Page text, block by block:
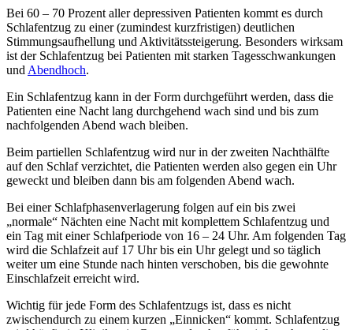
Bei 60 – 70 Prozent aller depressiven Patienten kommt es durch
Schlafentzug zu einer (zumindest kurzfristigen) deutlichen
Stimmungsaufhellung und Aktivitätssteigerung. Besonders wirksam
ist der Schlafentzug bei Patienten mit starken Tagesschwankungen
und Abendhoch.
Ein Schlafentzug kann in der Form durchgeführt werden, dass die
Patienten eine Nacht lang durchgehend wach sind und bis zum
nachfolgenden Abend wach bleiben.
Beim partiellen Schlafentzug wird nur in der zweiten Nachthälfte
auf den Schlaf verzichtet, die Patienten werden also gegen ein Uhr
geweckt und bleiben dann bis am folgenden Abend wach.
Bei einer Schlafphasenverlagerung folgen auf ein bis zwei
„normale“ Nächten eine Nacht mit komplettem Schlafentzug und
ein Tag mit einer Schlafperiode von 16 – 24 Uhr. Am folgenden Tag
wird die Schlafzeit auf 17 Uhr bis ein Uhr gelegt und so täglich
weiter um eine Stunde nach hinten verschoben, bis die gewohnte
Einschlafzeit erreicht wird.
Wichtig für jede Form des Schlafentzugs ist, dass es nicht
zwischendurch zu einem kurzen „Einnicken“ kommt. Schlafentzug